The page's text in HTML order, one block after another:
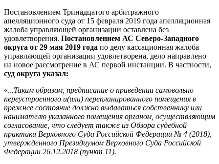
Постановлением Тринадцатого арбитражного
апелляционного суда от 15 февраля 2019 года апелляционная
жалоба управляющей организации оставлена без
удовлетворения. Постановлением АС Северо-Западного
округа от 29 мая 2019 года по делу кассационная жалоба
управляющей организации удовлетворена, дело направлено
на новое рассмотрение в АС первой инстанции. В частности,
суд округа указал:
«...Таким образом, предписание о приведении самовольно
переустроенного и(или) перепланированного помещения в
прежнее состояние должно выдаваться собственнику или
нанимателю указанного помещения органом, осуществляющим
согласование, что следует также из Обзора судебной
практики Верховного Суда Российской Федерации № 4 (2018),
утвержденного Президиумом Верховного Суда Российской
Федерации 26.12.2018 (пункт 11).